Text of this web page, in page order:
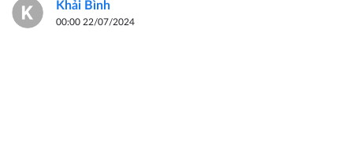
Khải Bình
00:00 22/07/2024